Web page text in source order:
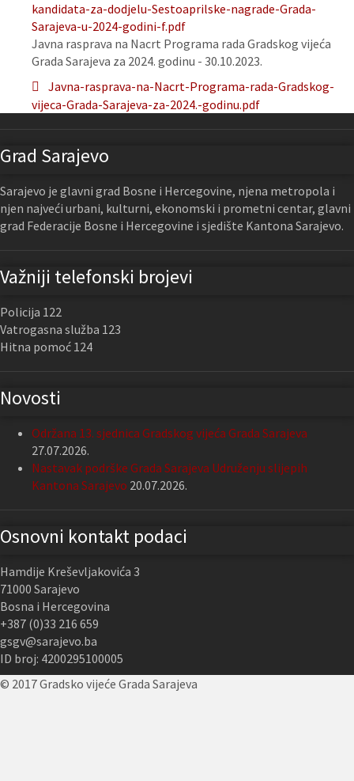
kandidata-za-dodjelu-Sestoaprilske-nagrade-Grada-
Sarajeva-u-2024-godini-f.pdf
Javna rasprava na Nacrt Programa rada Gradskog vijeća
Grada Sarajeva za 2024. godinu - 30.10.2023.
Javna-rasprava-na-Nacrt-Programa-rada-Gradskog-
vijeca-Grada-Sarajeva-za-2024.-godinu.pdf
Grad Sarajevo
Sarajevo je glavni grad Bosne i Hercegovine, njena metropola i
njen najveći urbani, kulturni, ekonomski i prometni centar, glavni
grad Federacije Bosne i Hercegovine i sjedište Kantona Sarajevo.
Važniji telefonski brojevi
Policija 122
Vatrogasna služba 123
Hitna pomoć 124
Novosti
Održana 13. sjednica Gradskog vijeća Grada Sarajeva
27.07.2026.
Nastavak podrške Grada Sarajeva Udruženju slijepih
Kantona Sarajevo 20.07.2026.
Osnovni kontakt podaci
Hamdije Kreševljakovića 3
71000 Sarajevo
Bosna i Hercegovina
+387 (0)33 216 659
gsgv@sarajevo.ba
ID broj: 4200295100005
© 2017 Gradsko vijeće Grada Sarajeva